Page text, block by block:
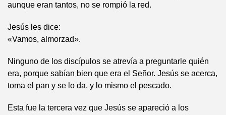
aunque eran tantos, no se rompió la red.
Jesús les dice:
«Vamos, almorzad».
Ninguno de los discípulos se atrevía a preguntarle quién
era, porque sabían bien que era el Señor. Jesús se acerca,
toma el pan y se lo da, y lo mismo el pescado.
Esta fue la tercera vez que Jesús se apareció a los